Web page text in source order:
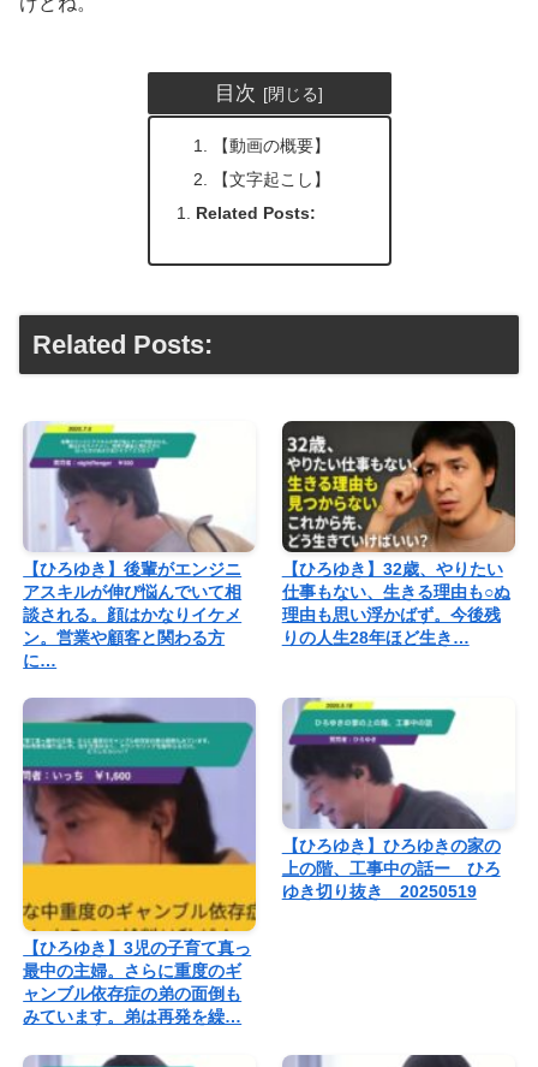
目次
【動画の概要】
【文字起こし】
Related Posts:
Related Posts:
【ひろゆき】後輩がエンジニ
アスキルが伸び悩んでいて相
談される。顔はかなりイケメ
ン。営業や顧客と関わる方
に…
【ひろゆき】32歳、やりたい
仕事もない、生きる理由も○ぬ
理由も思い浮かばず。今後残
りの人生28年ほど生き…
【ひろゆき】3児の子育て真っ
最中の主婦。さらに重度のギ
ャンブル依存症の弟の面倒も
みています。弟は再発を繰…
【ひろゆき】ひろゆきの家の
上の階、工事中の話ー ひろ
ゆき切り抜き 20250519